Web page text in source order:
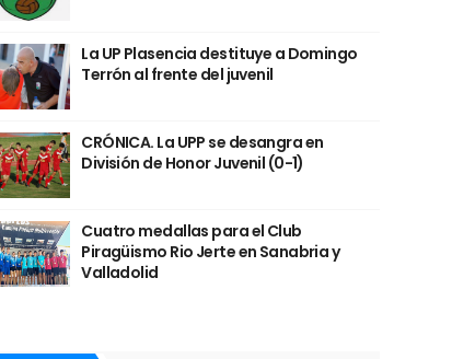
La UP Plasencia destituye a Domingo
Terrón al frente del juvenil
CRÓNICA. La UPP se desangra en
División de Honor Juvenil (0-1)
Cuatro medallas para el Club
Piragüismo Rio Jerte en Sanabria y
Valladolid